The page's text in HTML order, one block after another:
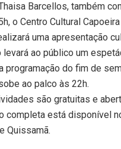
Barcellos, também
o Centro Cultural
uma apresentação
levará ao público um
programação do fim de
ao palco às 22h.
são gratuitas e
completa está disponível
Quissamã.